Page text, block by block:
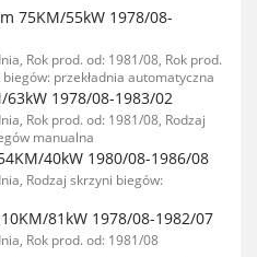
75KM/55kW 1978/08-
Rok prod. od: 1981/08, Rok prod.
przekładnia automatyczna
63kW 1978/08-1983/02
Rok prod. od: 1981/08, Rodzaj
manualna
40kW 1980/08-1986/08
Rodzaj skrzyni biegów:
81kW 1978/08-1982/07
Rok prod. od: 1981/08